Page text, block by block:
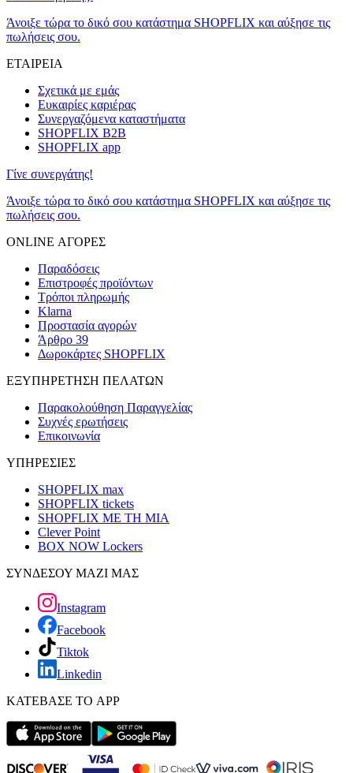
Άνοιξε τώρα το δικό σου κατάστημα SHOPFLIX και αύξησε τις
πωλήσεις σου.
ΕΤΑΙΡΕΙΑ
Σχετικά με εμάς
Ευκαιρίες καριέρας
Συνεργαζόμενα καταστήματα
SHOPFLIX B2B
SHOPFLIX app
Γίνε συνεργάτης!
Άνοιξε τώρα το δικό σου κατάστημα SHOPFLIX και αύξησε τις
πωλήσεις σου.
ONLINE ΑΓΟΡΕΣ
Παραδόσεις
Επιστροφές προϊόντων
Τρόποι πληρωμής
Klarna
Προστασία αγορών
Άρθρο 39
Δωροκάρτες SHOPFLIX
ΕΞΥΠΗΡΕΤΗΣΗ ΠΕΛΑΤΩΝ
Παρακολούθηση Παραγγελίας
Συχνές ερωτήσεις
Επικοινωνία
ΥΠΗΡΕΣΙΕΣ
SHOPFLIX max
SHOPFLIX tickets
SHOPFLIX ΜΕ ΤΗ ΜΙΑ
Clever Point
BOX NOW Lockers
ΣΥΝΔΕΣΟΥ ΜΑΖΙ ΜΑΣ
Instagram
Facebook
Tiktok
Linkedin
ΚΑΤΕΒΑΣΕ ΤΟ APP